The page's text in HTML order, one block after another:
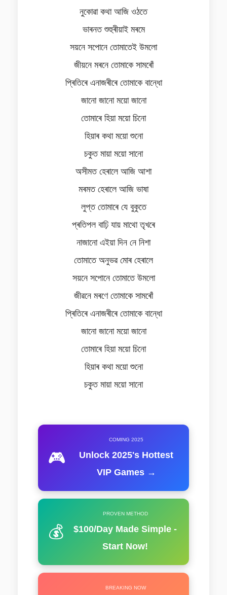
নুকোৱা কথা আজি ওঠতে
ভাৰনত শুহুৰীয়াই মৰমে
সয়নে সপোনে তোমাতেই উমলো
জীয়নে মৰনে তোমাকে সামৰোঁ
প্ৰিতিৰে এনাজৰীৰে তোমাকে বান্ধো
জানো জানো ময়ো জানো
তোমাৰে হিয়া ময়ো চিনো
হিয়াৰ কথা ময়ো শুনো
চকুত মায়া ময়ো সানো
অসীমত হেৰালে আজি আশা
মৰমত হেৰালে আজি ভাষা
লুপ্ত তোমাৰে যে বুকুতে
প্ৰতিপল বাঢ়ি যায় মাথো তৃখৰে
নাজানো এইয়া দিন নে নিশা
তোমাতে অনুভৱ মোৰ হেৰালে
সয়নে সপোনে তোমাতে উমলো
জীৱনে মৰণে তোমাকে সামৰোঁ
প্ৰিতিৰে এনাজৰীৰে তোমাকে বান্ধো
জানো জানো ময়ো জানো
তোমাৰে হিয়া ময়ো চিনো
হিয়াৰ কথা ময়ো শুনো
চকুত মায়া ময়ো সানো
🎮
COMING 2025
Unlock 2025's Hottest
VIP Games →
💰
PROVEN METHOD
$100/Day Made Simple -
Start Now!
BREAKING NOW